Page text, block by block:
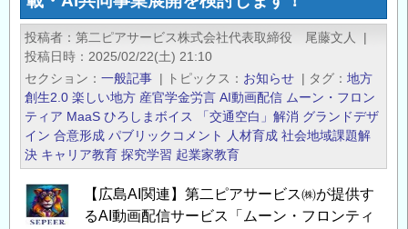
投稿者 第二ピアサービス株式会社代表取締役 尾藤文人
|
投稿日時
2025/02/22(土) 21:10
セクション
一般記事 | トピックス お知らせ | タグ
地方
創生2.0 楽しい地方 産官学金労言 AI動画配信 ムーン・フロン
ティア MaaS ひろしまボイス 「交通空白」解消 グランドデザ
イン 合意形成 パブリックコメント 人材育成 社会地域課題解
決 キャリア教育 探究学習 起業家教育
【広島AI関連】第二ピアサービス㈱が提供す
るAI動画配信サービス「ムーン・フロンティ